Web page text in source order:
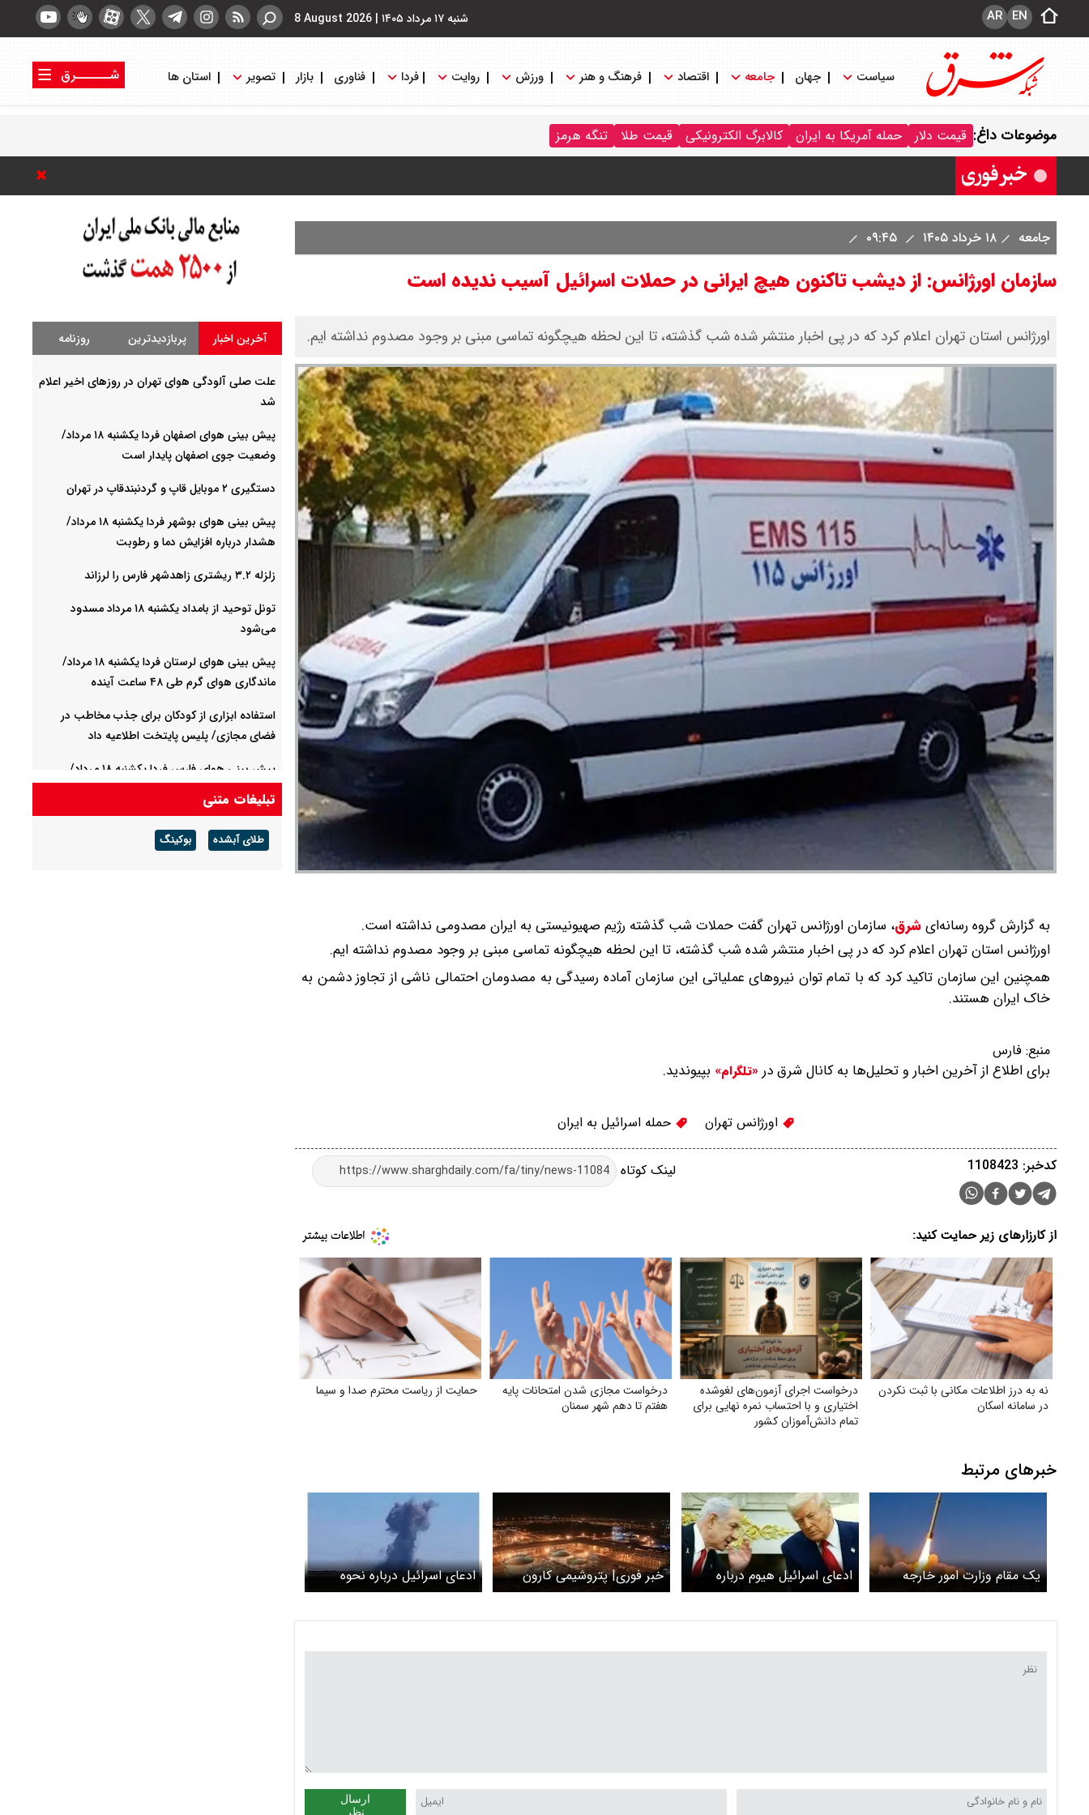
شنبه ۱۷ مرداد ۱۴۰۵ |
8 August 2026 EN
AR
سیاست جهان جامعه اقتصاد فرهنگ و هنر ورزش روایت فردا فناوری بازار تصویر استان ها
شــــــرق
موضوعات داغ: قیمت دلار حمله آمریکا به ایران کالابرگ الکترونیکی قیمت طلا تنگه هرمز
قیمت خودرو امروز شنبه ۱۷ مرداد ۱۴۰۵/ کاهش ۱۰۵ میلیون تومانی قیمت کوییک
قیمت محصولات سایپا امروز شنبه ۱۷ مرداد ۱۴۰۵ / قیمت اطلس چند؟ + جدول
جامعه ۱۸ خرداد ۱۴۰۵
سازمان اورژانس: از دیشب تاکنون هیچ ایرانی در حملات اسرائیل آسیب ندیده است
اورژانس استان تهران اعلام کرد که در پی اخبار منتشر شده شب گذشته، تا این لحظه هیچگونه تماسی مبنی بر وجود مصدوم نداشته ایم.
به گزارش گروه رسانه‌ایشرق، سازمان اورژانس تهران گفت حملات شب گذشته رژیم صهیونیستی به ایران مصدومی نداشته است.
اورژانس استان تهران اعلام کرد که در پی اخبار منتشر شده شب گذشته، تا این لحظه هیچگونه تماسی مبنی بر وجود مصدوم نداشته ایم.
همچنین این سازمان تاکید کرد که با تمام توان نیروهای عملیاتی این سازمان آماده رسیدگی به مصدومان احتمالی ناشی از تجاوز دشمن به
خاک ایران هستند.
منبع: فارس
برای اطلاع از آخرین اخبار و تحلیل‌ها به کانال شرق در «تلگرام» بپیوندید.
اورژانس تهران حمله اسرائیل به ایران
لینک کوتاه کدخبر: 1108423
از کارزارهای زیر حمایت کنید:
نه به درز اطلاعات مکانی با ثبت نکردن
در سامانه اسکان
درخواست اجرای آزمون‌های لغوشده
اختیاری و با احتساب نمره نهایی برای
تمام دانش‌آموزان کشور
درخواست مجازی شدن امتحانات پایه
هفتم تا دهم شهر سمنان
حمایت از ریاست محترم صدا و سیما
خبرهای مرتبط
یک مقام وزارت امور خارجه
ایران: پاسخ موشکی ایران
ادعای اسرائیل هیوم درباره
حمله صبح امروز به ایران: با
خبر فوری| پتروشیمی کارون
ماهشهر مورد حمله قرار گرفت
ادعای اسرائیل درباره نحوه
حمله به ایران: شلیک‌ها از خاک
ارسال
نظر
آخرین اخبار پربازدیدترین روزنامه
علت صلی آلودگی هوای تهران در روزهای اخیر اعلام
شد
پیش بینی هوای اصفهان فردا یکشنبه ۱۸ مرداد/
وضعیت جوی اصفهان پایدار است
دستگیری ۲ موبایل قاپ و گردنبندقاپ در تهران
پیش بینی هوای بوشهر فردا یکشنبه ۱۸ مرداد/
هشدار درباره افزایش دما و رطوبت
زلزله ۳.۲ ریشتری زاهدشهر فارس را لرزاند
تونل توحید از بامداد یکشنبه ۱۸ مرداد مسدود
می‌شود
پیش بینی هوای لرستان فردا یکشنبه ۱۸ مرداد/
ماندگاری هوای گرم طی ۴۸ ساعت آینده
استفاده ابزاری از کودکان برای جذب مخاطب در
فضای مجازی/ پلیس پایتخت اطلاعیه داد
پیش بینی هوای فارس فردا یکشنبه ۱۸ مرداد/
احتمال آبگرفتگی معابر و سیلابی شدن مسیل‌ها
۹ مصدوم در حادثه سقوط آزاد آسانسور در تهران
تبلیغات متنی
طلای آبشده بوکینگ